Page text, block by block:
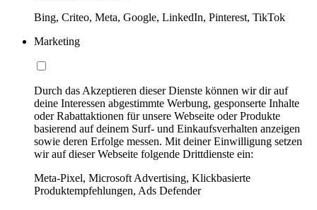
Bing, Criteo, Meta, Google, LinkedIn, Pinterest, TikTok
Marketing
Durch das Akzeptieren dieser Dienste können wir dir auf
deine Interessen abgestimmte Werbung, gesponserte Inhalte
oder Rabattaktionen für unsere Webseite oder Produkte
basierend auf deinem Surf- und Einkaufsverhalten anzeigen
sowie deren Erfolge messen. Mit deiner Einwilligung setzen
wir auf dieser Webseite folgende Drittdienste ein:
Meta-Pixel, Microsoft Advertising, Klickbasierte
Produktempfehlungen, Ads Defender